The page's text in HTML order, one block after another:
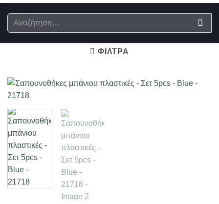
Αναζήτηση
για:
ΦΙΛΤΡΑ